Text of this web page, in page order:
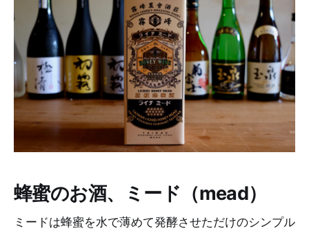
蜂蜜のお酒、ミード（mead）
ミードは蜂蜜を水で薄めて発酵させただけのシンプル